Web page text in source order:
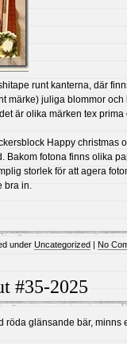
runt kanterna, där
märke) juliga blommor och
är olika märken tex prima
Happy christmas
Bakom fotona finns olika
storlek för att agera
bra in.
under Uncategorized | No
#35-2025
röda glänsande bär, minns